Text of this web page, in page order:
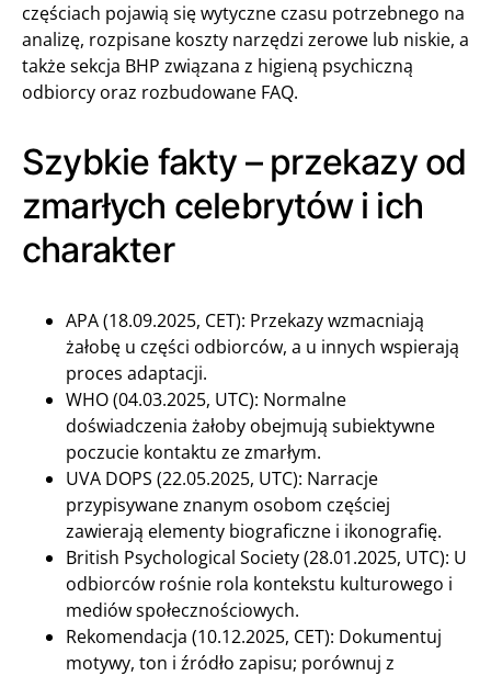
częściach pojawią się wytyczne czasu potrzebnego na
analizę, rozpisane koszty narzędzi zerowe lub niskie, a
także sekcja BHP związana z higieną psychiczną
odbiorcy oraz rozbudowane FAQ.
Szybkie fakty – przekazy od
zmarłych celebrytów i ich
charakter
APA (18.09.2025, CET): Przekazy wzmacniają
żałobę u części odbiorców, a u innych wspierają
proces adaptacji.
WHO (04.03.2025, UTC): Normalne
doświadczenia żałoby obejmują subiektywne
poczucie kontaktu ze zmarłym.
UVA DOPS (22.05.2025, UTC): Narracje
przypisywane znanym osobom częściej
zawierają elementy biograficzne i ikonografię.
British Psychological Society (28.01.2025, UTC): U
odbiorców rośnie rola kontekstu kulturowego i
mediów społecznościowych.
Rekomendacja (10.12.2025, CET): Dokumentuj
motywy, ton i źródło zapisu; porównuj z